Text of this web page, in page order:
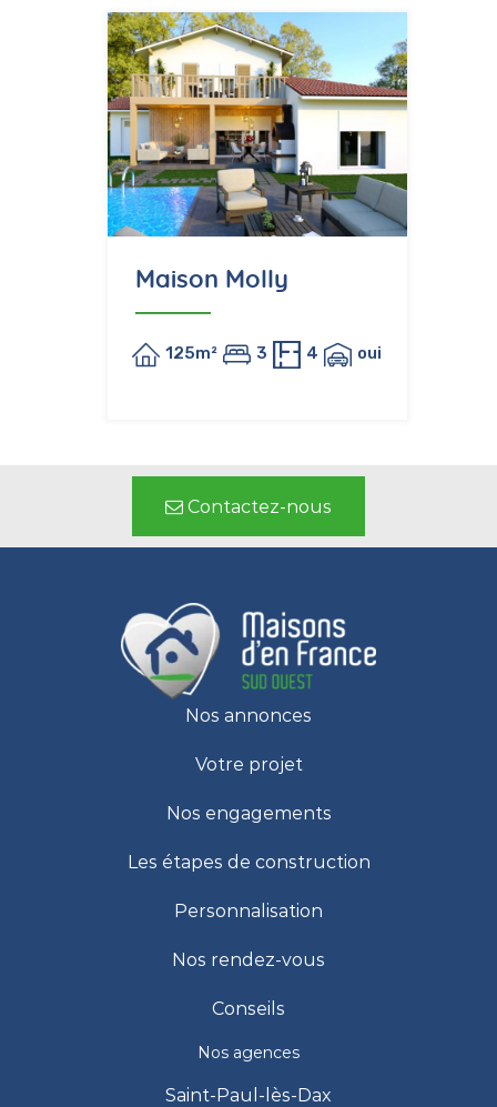
Maison Molly
125m² 3 4 oui
Contactez-nous
Nos annonces
Votre projet
Nos engagements
Les étapes de construction
Personnalisation
Nos rendez-vous
Conseils
Nos agences
Saint-Paul-lès-Dax